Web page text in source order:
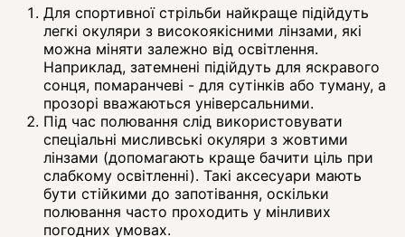
Для спортивної стрільби найкраще підійдуть
легкі окуляри з високоякісними лінзами, які
можна міняти залежно від освітлення.
Наприклад, затемнені підійдуть для яскравого
сонця, помаранчеві - для сутінків або туману, а
прозорі вважаються універсальними.
Під час полювання слід використовувати
спеціальні мисливські окуляри з жовтими
лінзами (допомагають краще бачити ціль при
слабкому освітленні). Такі аксесуари мають
бути стійкими до запотівання, оскільки
полювання часто проходить у мінливих
погодних умовах.